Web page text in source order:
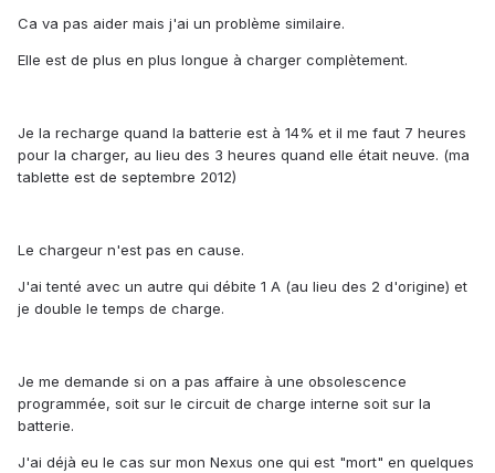
Ca va pas aider mais j'ai un problème similaire.
Elle est de plus en plus longue à charger complètement.
Je la recharge quand la batterie est à 14% et il me faut 7 heures
pour la charger, au lieu des 3 heures quand elle était neuve. (ma
tablette est de septembre 2012)
Le chargeur n'est pas en cause.
J'ai tenté avec un autre qui débite 1 A (au lieu des 2 d'origine) et
je double le temps de charge.
Je me demande si on a pas affaire à une obsolescence
programmée, soit sur le circuit de charge interne soit sur la
batterie.
J'ai déjà eu le cas sur mon Nexus one qui est "mort" en quelques